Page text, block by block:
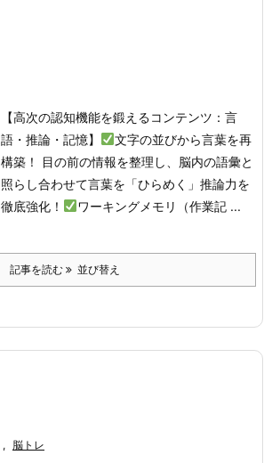
【高次の認知機能を鍛えるコンテンツ：言
語・推論・記憶】
文字の並びから言葉を再
構築！ 目の前の情報を整理し、脳内の語彙と
照らし合わせて言葉を「ひらめく」推論力を
徹底強化！
ワーキングメモリ（作業記 ...
記事を読む 並び替え
, 脳トレ